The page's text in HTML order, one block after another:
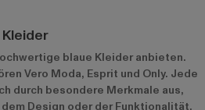
blaue Kleider anbieten.
Vero Moda, Esprit und Only. Jede
durch besondere Merkmale aus,
Design oder der Funktionalität.